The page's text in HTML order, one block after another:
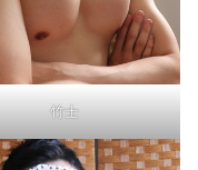
竹士